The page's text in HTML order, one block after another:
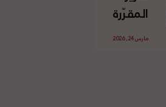
المقرّرة
الخاصة
مارس 24, 2026